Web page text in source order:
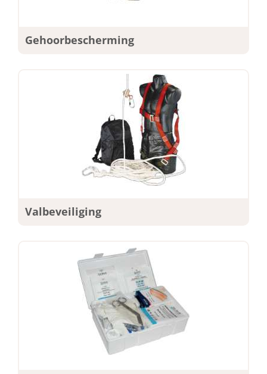
Gehoorbescherming
Valbeveiliging